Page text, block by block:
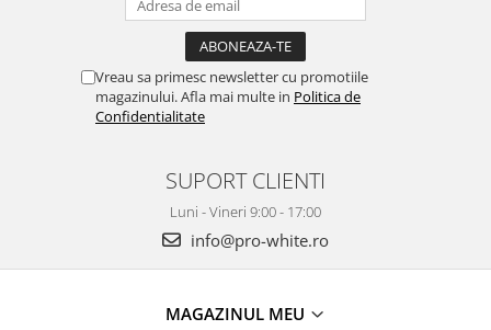
Vreau sa primesc newsletter cu promotiile
magazinului. Afla mai multe in Politica de
Confidentialitate
SUPORT CLIENTI
Luni - Vineri 9:00 - 17:00
info@pro-white.ro
MAGAZINUL MEU